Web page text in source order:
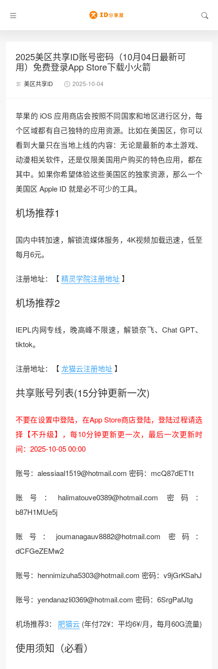
2025美区共享ID账号密码（10月04日最新可
用）免费登录App Store下载小火箭
美区共享ID 2025-10-04
苹果的 iOS 应用商店会按照不同国家和地区进行区分，每
个区域都有自己独特的应用资源。比如在美国区，你可以
看到大量只在当地上线的内容：无论是最新的本土游戏、
动漫相关软件，还是仅限美国用户购买的特色应用，都在
其中。如果你希望体验这些美国区的独家资源，那么一个
美国区 Apple ID 就是必不可少的工具。
机场推荐1
国内中转加速，解锁流媒体服务，4K视频加载迅速，低至
每月6元。
注册地址：【精灵学院注册地址】
机场推荐2
IEPL内网专线，晚高峰不限速，解锁奈飞、Chat GPT、
tiktok。
注册地址：【龙猫云注册地址】
共享账号列表(15分钟更新一次)
不要在设置中登陆，在App Store商店登陆，登陆过程请选
择【不升级】，每10分钟更新更一次，最后一次更新时
间：2025-10-05 00:00
账号： alessiaal1519@hotmail.com 密码：mcQ87dET1t
账号： halimatouve0389@hotmail.com 密码：
b87H1MUe5j
账号： joumanagauv8882@hotmail.com 密码：
dCFGeZEMw2
账号： hennimizuha5303@hotmail.com 密码：v9jGrKSahJ
账号： yendanazli0369@hotmail.com 密码：6SrgPafJtg
机场推荐3： 肥猫云 (年付72¥：平均6¥/月，每月60G流量)
使用须知（必看）